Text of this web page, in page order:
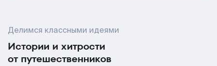
Делимся классными идеями
Истории и хитрости
от путешественников